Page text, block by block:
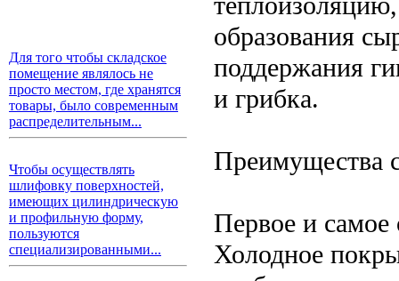
Для того чтобы складское
помещение являлось не
просто местом, где хранятся
товары, было современным
распределительным...
Чтобы осуществлять
шлифовку поверхностей,
имеющих цилиндрическую
и профильную форму,
пользуются
специализированными...
образования
поддержания
и грибка.
Преимущества
Первое и
Холодное